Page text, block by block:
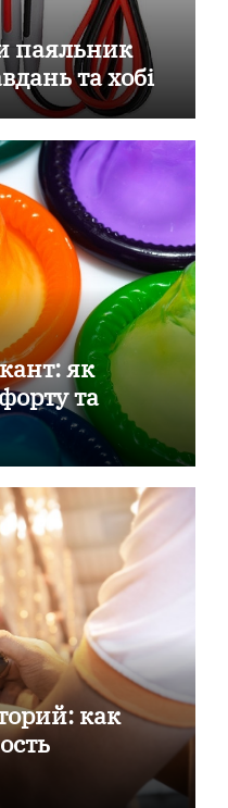
паяльник
та хобі
як
та
как